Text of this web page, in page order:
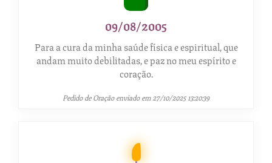
09/08/2005
Para a cura da minha saúde física e espiritual, que
andam muito debilitadas, e paz no meu espírito e
coração.
Pedido de Oração enviado em 27/10/2025 13:20:39